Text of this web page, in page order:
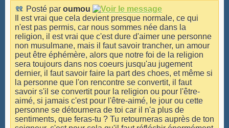
Posté par oumou
Il est vrai que cela devient presque normale, ce qui
n'est pas permis, car nous sommes née dans la
religion, il est vrai que c'est dure d'aimer une personne
non musulmane, mais il faut savoir trancher, un amour
peut être éphémère, alors que notre foi de la religion
sera toujours dans nos coeurs jusqu'au jugement
dernier, il faut savoir faire la part des choes, et même si
la personne que l'on rencontre se convertit, il faut
savoir s'il se convertit pour la religion ou pour l'être-
aimé, si jamais c'est pour l'être-aimé, le jour ou cette
personne se détournera de toi car il n'a plus de
sentiments, que feras-tu ? Tu retourneras auprès de ton